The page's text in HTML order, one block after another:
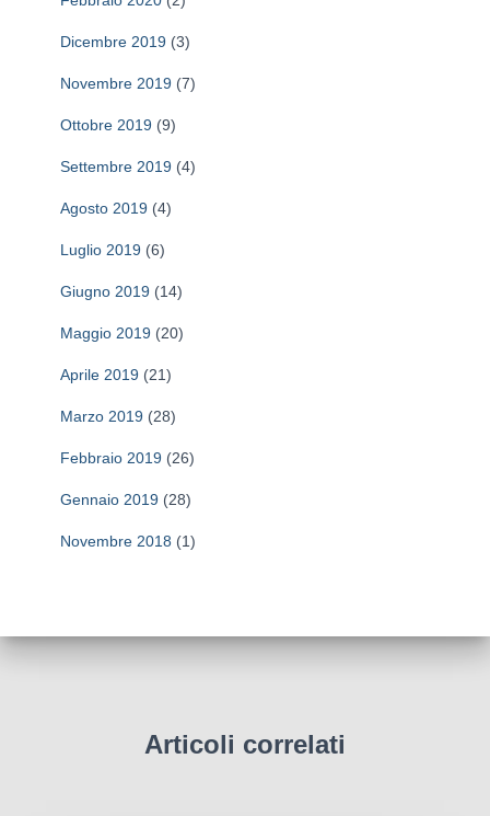
Dicembre 2019 (3)
Novembre 2019 (7)
Ottobre 2019 (9)
Settembre 2019 (4)
Agosto 2019 (4)
Luglio 2019 (6)
Giugno 2019 (14)
Maggio 2019 (20)
Aprile 2019 (21)
Marzo 2019 (28)
Febbraio 2019 (26)
Gennaio 2019 (28)
Novembre 2018 (1)
Articoli correlati